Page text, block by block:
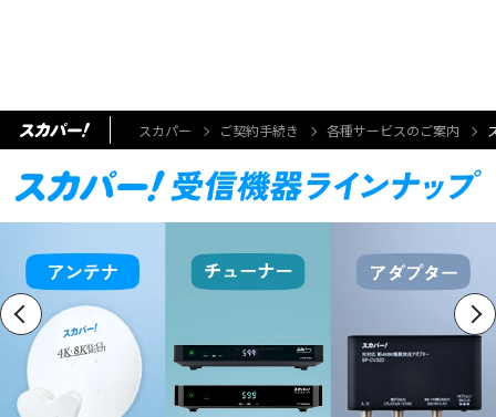
スカパー ご契約手続き 各種サービスのご案内